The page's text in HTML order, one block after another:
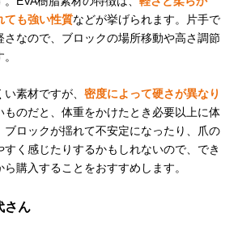
ても強い性質などが挙げられます。片手で
さなので、ブロックの場所移動や高さ調節
素材ですが、 密度によって硬さが異なり
ものだと、体重をかけたとき必要以上に体
ブロックが揺れて不安定になったり、爪の
く感じたりするかもしれないので、でき
購入することをおすすめします。
さん